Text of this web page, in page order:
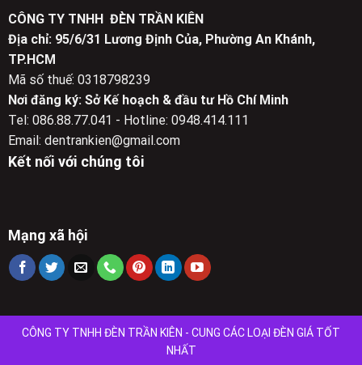
1,135,000 ₫.
CÔNG TY TNHH ĐÈN TRẦN KIÊN
Địa chỉ: 95/6/31 Lương Định Của, Phường An Khánh,
TP.HCM
Mã số thuế: 0318798239
Nơi đăng ký: Sở Kế hoạch & đầu tư Hồ Chí Minh
Tel: 086.88.77.041 - Hotline: 0948.414.111
Email: dentrankien@gmail.com
Kết nối với chúng tôi
Mạng xã hội
CÔNG TY TNHH ĐÈN TRẦN KIÊN - CUNG CÁC LOẠI ĐÈN GIÁ TỐT
NHẤT